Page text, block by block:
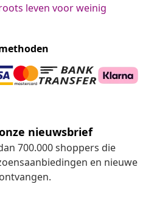
leven voor weinig
nieuwsbrief
700.000 shoppers die
en nieuwe